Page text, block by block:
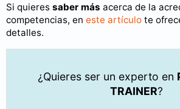
Si quieres saber más acerca de la
competencias, en este artículo te
detalles.
¿Quieres ser un experto en
TRAINER?